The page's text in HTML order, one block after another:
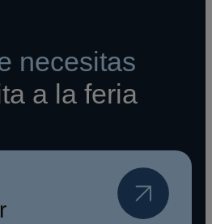
necesitas
a la feria